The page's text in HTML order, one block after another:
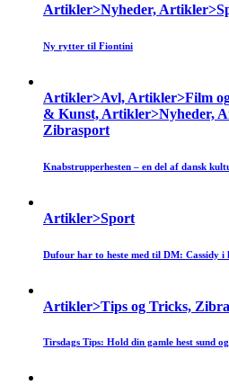
Artikler>Nyheder,
Ny rytter til Fiontini
Artikler>Avl, Artikler>Film
& Kunst, Artikler>Nyheder,
Zibrasport
Knabstrupperhesten – en del af dansk
Artikler>Sport
Dufour har to heste med til DM: Cassidy i
Artikler>Tips og Tricks,
Tirsdags Tips: Hold din gamle hest sund